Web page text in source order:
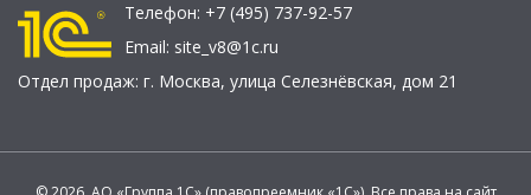
Телефон: +7 (495) 737-92-57
Email: site_v8@1c.ru
Отдел продаж: г. Москва, улица Селезнёвская, дом 21